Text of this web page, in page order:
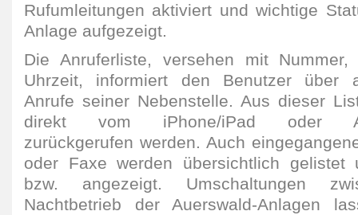
Rufumleitungen aktiviert und wichtige
Anlage aufgezeigt.
Die Anruferliste, versehen mit
Uhrzeit, informiert den Benutzer über
Anrufe seiner Nebenstelle. Aus dieser
direkt vom iPhone/iPad oder
zurückgerufen werden. Auch
oder Faxe werden übersichtlich gelistet
bzw. angezeigt. Umschaltungen
Nachtbetrieb der Auerswald-Anlagen